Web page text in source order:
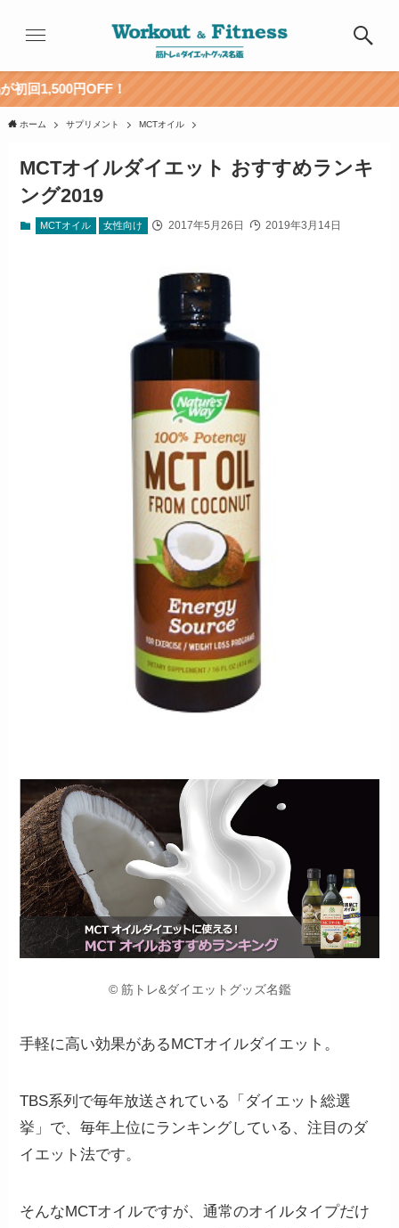
OFF！
ホーム サプリメント MCTオイル
MCTオイルダイエット おすすめランキ
ング2019
MCTオイル 女性向け 2017年5月26日 2019年3月14日
© 筋トレ&ダイエットグッズ名鑑
手軽に高い効果があるMCTオイルダイエット。
TBS系列で毎年放送されている「ダイエット総選
挙」で、毎年上位にランキングしている、注目のダ
イエット法です。
そんなMCTオイルですが、通常のオイルタイプだけ